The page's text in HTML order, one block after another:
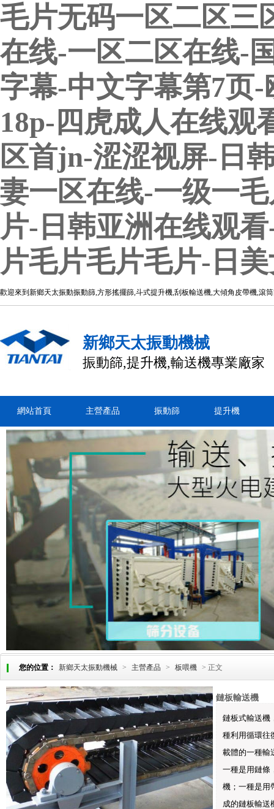
毛片无码一区二区三
在线-一区二区在线-
字幕-中文字幕第7页
18p-四虎成人在线观
区首jn-涩涩视屏-日
妻一区在线-一级一
片-日韩亚洲在线观
片毛片毛片毛片-日
歡迎來到新鄉天太振動振動篩,方形搖擺篩,斗式提升機,刮板輸送機,大傾角皮帶機,滾
新鄉天太振動機械
振動篩,提升機,輸送機專業廠家
網站首頁 主營產品 振動篩 提升機
您的位置： 新鄉天太振動機械 > 主營產品 > 板喂機 > 正文
鏈板輸送機
鏈板式輸送機
種利用循環往
載體的一種輸
一種是用鏈條
機；一種是用
成的鏈板輸送